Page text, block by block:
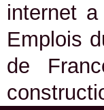
internet
Emplois
de